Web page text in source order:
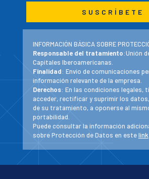
INFORMACIÓN BÁSICA SOBRE
Responsable del tratamiento:Unión
Capitales Iberoamericanas.
Finalidad: Envío de comunicaciones
información relevante de la empresa.
Derechos: En las condiciones legales,
acceder, rectificar y suprimir los
de su tratamiento, a oponerse al
portabilidad.
Puede consultar la información
sobre Protección de Datos en estelink